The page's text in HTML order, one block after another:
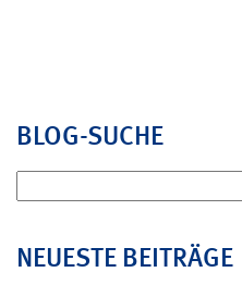
BLOG-SUCHE
nach:
NEUESTE BEITRÄGE